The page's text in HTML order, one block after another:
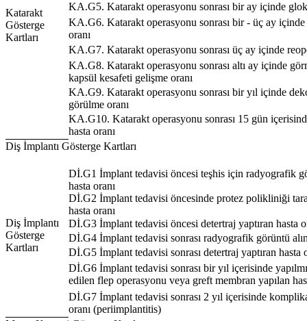
Katarakt
Gösterge
Kartları
KA.G5. Katarakt operasyonu sonrası bir ay içinde
KA.G6. Katarakt operasyonu sonrası bir - üç ay
oranı
KA.G7. Katarakt operasyonu sonrası üç ay içinde
KA.G8. Katarakt operasyonu sonrası altı ay içinde
kapsül kesafeti gelişme oranı
KA.G9. Katarakt operasyonu sonrası bir yıl içinde
görülme oranı
KA.G10. Katarakt operasyonu sonrası 15 gün
hasta oranı
Diş İmplantı Gösterge Kartları
Diş İmplantı
Gösterge
Kartları
Dİ.G1 İmplant tedavisi öncesi teşhis için radyografik
hasta oranı
Dİ.G2 İmplant tedavisi öncesinde protez polikliniği
hasta oranı
Dİ.G3 İmplant tedavisi öncesi detertraj yaptıran hasta
Dİ.G4 İmplant tedavisi sonrası radyografik görüntü
Dİ.G5 İmplant tedavisi sonrası detertraj yaptıran hasta
Dİ.G6 İmplant tedavisi sonrası bir yıl içerisinde
edilen flep operasyonu veya greft membran yapılan
Dİ.G7 İmplant tedavisi sonrası 2 yıl içerisinde
oranı (periimplantitis)